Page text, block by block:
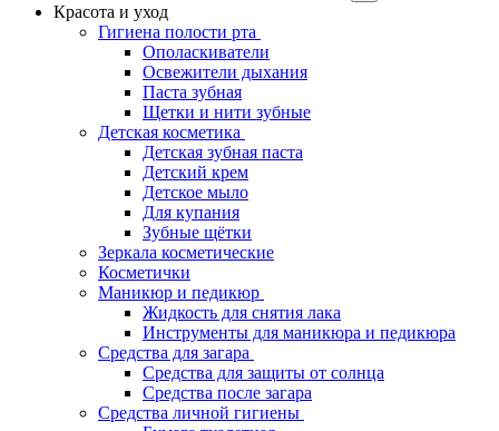
Красота и уход
Гигиена полости рта
Ополаскиватели
Освежители дыхания
Паста зубная
Щетки и нити зубные
Детская косметика
Детская зубная паста
Детский крем
Детское мыло
Для купания
Зубные щётки
Зеркала косметические
Косметички
Маникюр и педикюр
Жидкость для снятия лака
Инструменты для маникюра и педикюра
Средства для загара
Средства для защиты от солнца
Средства после загара
Средства личной гигиены